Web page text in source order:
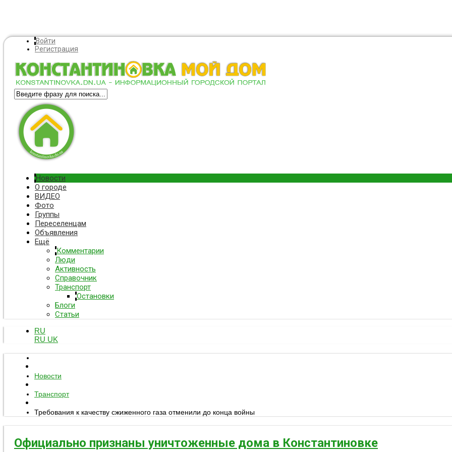
Войти
Регистрация
Новости
О городе
ВИДЕО
Фото
Группы
Переселенцам
Объявления
Ещё
Комментарии
Люди
Активность
Справочник
Транспорт
Остановки
Блоги
Статьи
RU
RU UK
Новости
Транспорт
Требования к качеству сжиженного газа отменили до конца войны
Официально признаны уничтоженные дома в Константиновке